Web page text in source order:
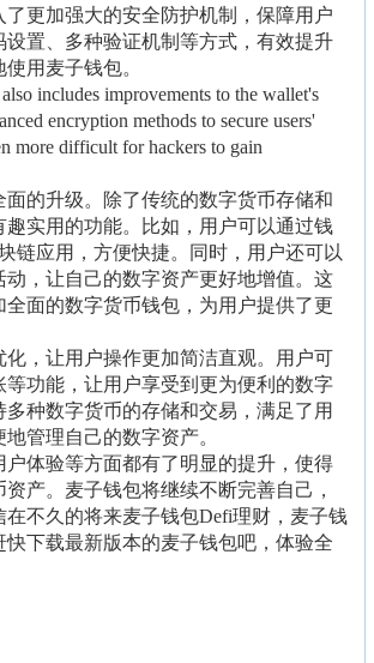
更加强大的安全防护机制，保障用户
置、多种验证机制等方式，有效提升
用麦子钱包。
includes improvements to the wallet's
encryption methods to secure users'
more difficult for hackers to gain
的升级。除了传统的数字货币存储和
实用的功能。比如，用户可以通过钱
链应用，方便快捷。同时，用户还可以
，让自己的数字资产更好地增值。这
面的数字货币钱包，为用户提供了更
，让用户操作更加简洁直观。用户可
功能，让用户享受到更为便利的数字
种数字货币的存储和交易，满足了用
管理自己的数字资产。
体验等方面都有了明显的提升，使得
产。麦子钱包将继续不断完善自己，
不久的将来麦子钱包Defi理财，麦子钱
下载最新版本的麦子钱包吧，体验全